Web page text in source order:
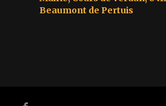
Beaumont de Pertuis